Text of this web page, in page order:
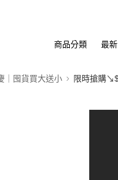
商品分類 最
｜囤貨買大送小 限時搶購